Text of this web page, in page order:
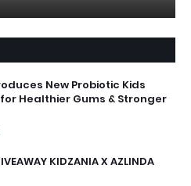
New Probiotic Kids
Healthier Gums & Stronger
KIDZANIA X AZLINDA